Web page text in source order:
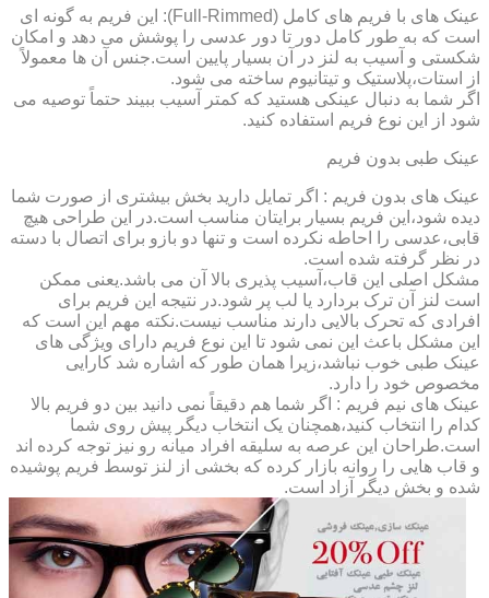
عینک های با فریم های کامل (Full-Rimmed): این فریم به گونه ای
است که به طور کامل دور تا دور عدسی را پوشش می دهد و امکان
شکستی و آسیب به لنز در آن بسیار پایین است.جنس آن ها معمولاً
از استات،پلاستیک و تیتانیوم ساخته می شود.
اگر شما به دنبال عینکی هستید که کمتر آسیب ببیند حتماً توصیه می
شود از این نوع فریم استفاده کنید.
عینک طبی بدون فریم
عینک های بدون فریم : اگر تمایل دارید بخش بیشتری از صورت شما
دیده شود،این فریم بسیار برایتان مناسب است.در این طراحی هیچ
قابی،عدسی را احاطه نکرده است و تنها دو بازو برای اتصال با دسته
در نظر گرفته شده است.
مشکل اصلی این قاب،آسیب پذیری بالا آن می باشد.یعنی ممکن
است لنز آن ترک بردارد یا لب پر شود.در نتیجه این فریم برای
افرادی که تحرک بالایی دارند مناسب نیست.نکته مهم این است که
این مشکل باعث این نمی شود تا این نوع فریم دارای ویژگی های
عینک طبی خوب نباشد،زیرا همان طور که اشاره شد کارایی
مخصوص خود را دارد.
عینک های نیم فریم : اگر شما هم دقیقاً نمی دانید بین دو فریم بالا
کدام را انتخاب کنید،همچنان یک انتخاب دیگر پیش روی شما
است.طراحان این عرصه به سلیقه افراد میانه رو نیز توجه کرده اند
و قاب هایی را روانه بازار کرده که بخشی از لنز توسط فریم پوشیده
شده و بخش دیگر آزاد است.